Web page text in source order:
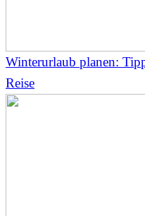
Winterurlaub planen:
Reise